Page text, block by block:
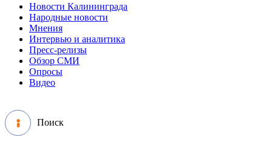
Новости Калининграда
Народные новости
Мнения
Интервью и аналитика
Пресс-релизы
Обзор СМИ
Опросы
Видео
Поиск